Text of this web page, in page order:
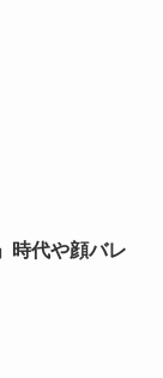
時代や顔バレ